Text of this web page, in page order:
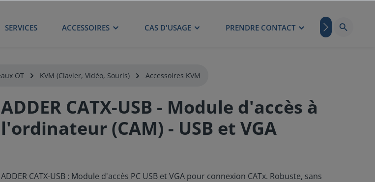
SERVICES ACCESSOIRES CAS D'USAGE PRENDRE CONTACT BLOG
OT KVM (Clavier, Vidéo, Souris) Accessoires KVM
ADDER CATX-USB - Module d'accès à
l'ordinateur (CAM) - USB et VGA
ADDER CATX-USB : Module d'accès PC USB et VGA pour connexion CATx. Robuste, sans